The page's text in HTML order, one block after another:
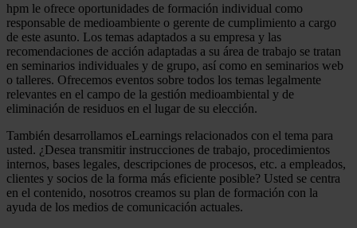
hpm le ofrece oportunidades de formación individual como
responsable de medioambiente o gerente de cumplimiento a cargo
de este asunto. Los temas adaptados a su empresa y las
recomendaciones de acción adaptadas a su área de trabajo se tratan
en seminarios individuales y de grupo, así como en seminarios web
o talleres. Ofrecemos eventos sobre todos los temas legalmente
relevantes en el campo de la gestión medioambiental y de
eliminación de residuos en el lugar de su elección.
También desarrollamos eLearnings relacionados con el tema para
usted. ¿Desea transmitir instrucciones de trabajo, procedimientos
internos, bases legales, descripciones de procesos, etc. a empleados,
clientes y socios de la forma más eficiente posible? Usted se centra
en el contenido, nosotros creamos su plan de formación con la
ayuda de los medios de comunicación actuales.